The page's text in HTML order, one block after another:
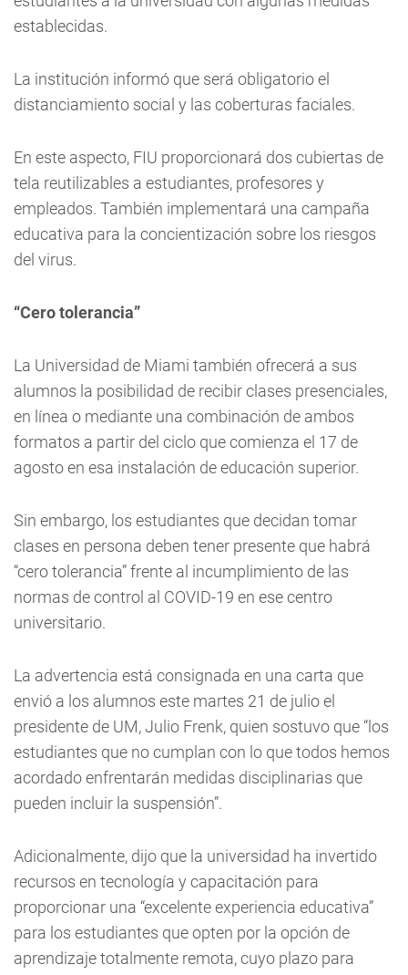
establecidas.
La institución informó que será obligatorio el
distanciamiento social y las coberturas faciales.
En este aspecto, FIU proporcionará dos cubiertas de
tela reutilizables a estudiantes, profesores y
empleados. También implementará una campaña
educativa para la concientización sobre los riesgos
del virus.
“Cero tolerancia”
La Universidad de Miami también ofrecerá a sus
alumnos la posibilidad de recibir clases presenciales,
en línea o mediante una combinación de ambos
formatos a partir del ciclo que comienza el 17 de
agosto en esa instalación de educación superior.
Sin embargo, los estudiantes que decidan tomar
clases en persona deben tener presente que habrá
“cero tolerancia” frente al incumplimiento de las
normas de control al COVID-19 en ese centro
universitario.
La advertencia está consignada en una carta que
envió a los alumnos este martes 21 de julio el
presidente de UM, Julio Frenk, quien sostuvo que “los
estudiantes que no cumplan con lo que todos hemos
acordado enfrentarán medidas disciplinarias que
pueden incluir la suspensión”.
Adicionalmente, dijo que la universidad ha invertido
recursos en tecnología y capacitación para
proporcionar una “excelente experiencia educativa”
para los estudiantes que opten por la opción de
aprendizaje totalmente remota, cuyo plazo para